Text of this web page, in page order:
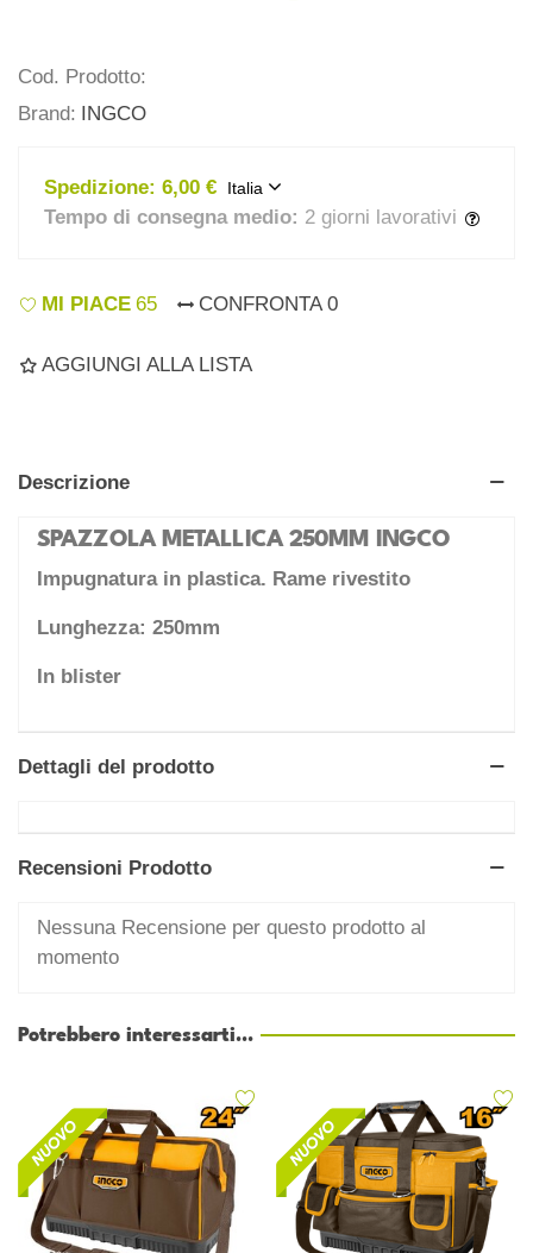
Cod. Prodotto:
Brand: INGCO
Spedizione: 6,00 € Italia
Tempo di consegna medio: 2 giorni lavorativi
MI PIACE 65 CONFRONTA 0
AGGIUNGI ALLA LISTA
Descrizione
SPAZZOLA METALLICA 250MM INGCO
Impugnatura in plastica. Rame rivestito
Lunghezza: 250mm
In blister
Dettagli del prodotto
Recensioni Prodotto
Nessuna Recensione per questo prodotto al
momento
Potrebbero interessarti...